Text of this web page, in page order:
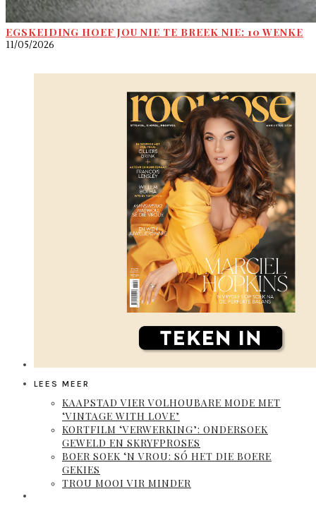
EGSKEIDING HOEF JOU NIE TE BREEK NIE: 10 WENKE
11/05/2026
LEES MEER
KAAPSTAD VIER VOLHOUBARE MODE MET
‘VINTAGE WITH LOVE’
KORTFILM ‘VERWERKING’: ONDERSOEK
GEWELD EN SKRYFPROSES
BOER SOEK ‘N VROU: SÓ HET DIE BOERE
GEKIES
TROU MOOI VIR MINDER